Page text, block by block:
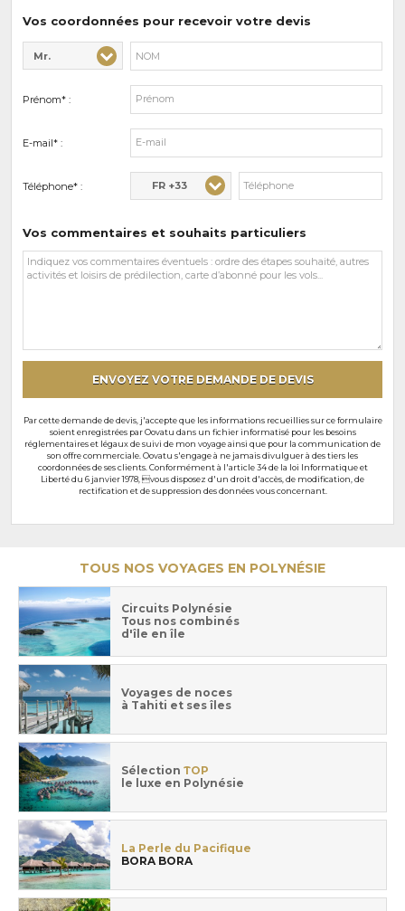
Vos coordonnées pour recevoir votre devis
Civilité* :
Mr.
Nom* :
Prénom* :
E-mail* :
Téléphone* : FR +33
Vos commentaires et souhaits particuliers
Vos
commentaires
ENVOYEZ VOTRE DEMANDE DE DEVIS
Par cette demande de devis, j'accepte que les informations recueillies sur ce formulaire
soient enregistrées par Oovatu dans un fichier informatisé pour les besoins
réglementaires et légaux de suivi de mon voyage ainsi que pour la communication de
son offre commerciale. Oovatu s'engage à ne jamais divulguer à des tiers les
coordonnées de ses clients. Conformément à l'article 34 de la loi Informatique et
Liberté du 6 janvier 1978, vous disposez d'un droit d'accès, de modification, de
rectification et de suppression des données vous concernant.
TOUS NOS VOYAGES EN POLYNÉSIE
Circuits Polynésie
Tous nos combinés
d'île en île
Voyages de noces
à Tahiti et ses îles
Sélection TOP
le luxe en Polynésie
La Perle du Pacifique
BORA BORA